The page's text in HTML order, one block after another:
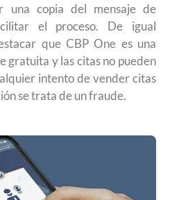
una copia del mensaje de
el proceso. De igual
que CBP One es una
gratuita y las citas no pueden
intento de vender citas
se trata de un fraude.